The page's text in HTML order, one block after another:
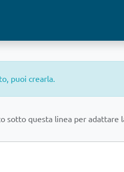
puoi crearla.
sotto questa linea per adattare